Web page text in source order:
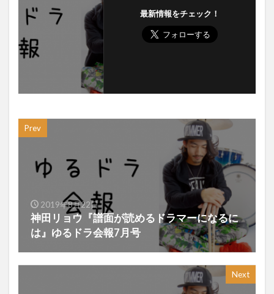
最新情報をチェック！
Prev
2019年8月22日
神田リョウ『譜面が読めるドラマーになるに
は』ゆるドラ会報7月号
Next